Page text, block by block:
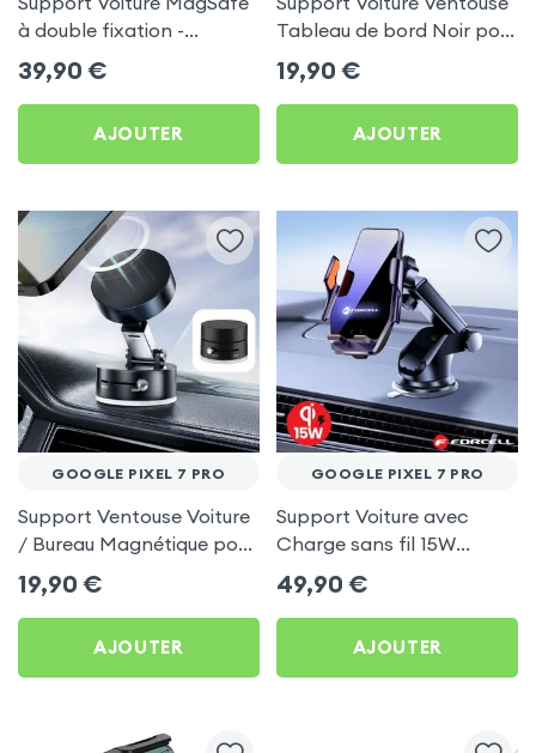
à double fixation -
Acefast pour Google Pixel
7 Pro
39,90 €
AJOUTER
Tableau de bord Noir pour
Google Pixel 7 Pro
19,90 €
AJOUTER
GOOGLE PIXEL 7 PRO
Support Ventouse Voiture
/ Bureau Magnétique pour
Google Pixel 7 Pro
19,90 €
AJOUTER
GOOGLE PIXEL 7 PRO
Support Voiture avec
Charge sans fil 15W
Forcell pour Google Pixel
7 Pro
49,90 €
AJOUTER